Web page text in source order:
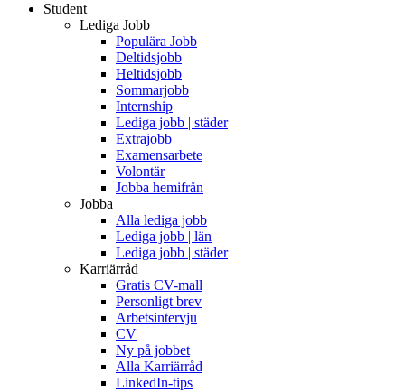
Student
Lediga Jobb
Populära Jobb
Deltidsjobb
Heltidsjobb
Sommarjobb
Internship
Lediga jobb | städer
Extrajobb
Examensarbete
Volontär
Jobba hemifrån
Jobba
Alla lediga jobb
Lediga jobb | län
Lediga jobb | städer
Karriärråd
Gratis CV-mall
Personligt brev
Arbetsintervju
CV
Ny på jobbet
Alla Karriärråd
LinkedIn-tips